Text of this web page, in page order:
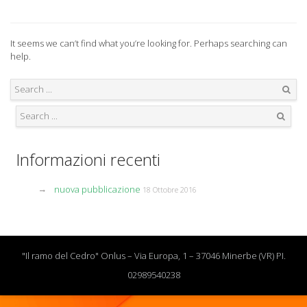
It seems we can’t find what you’re looking for. Perhaps searching can
help.
Informazioni recenti
nuova pubblicazione 18 Ottobre 2016
"Il ramo del Cedro" Onlus – Via Europa, 1 – 37046 Minerbe (VR) PI.
02989540238